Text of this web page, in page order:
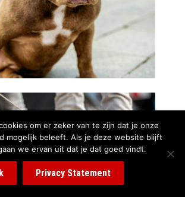
om er zeker van te zijn dat je onze
mogelijk beleeft. Als je deze website blijft
we ervan uit dat je dat goed vindt.
Privacy Statement